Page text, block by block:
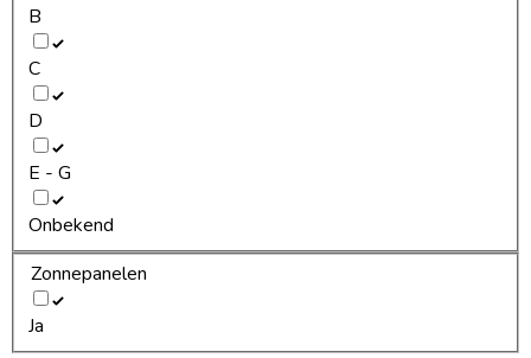
B
C
D
E - G
Onbekend
Zonnepanelen
Ja